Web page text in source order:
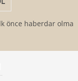
önce haberdar olmak